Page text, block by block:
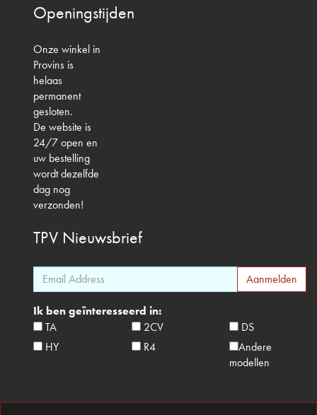
Openingstijden
Onze winkel in
Provins is
helaas
permanent
gesloten.
De website is
24/7 open en
uw bestelling
wordt dezelfde
dag nog
verzonden!
TPV Nieuwsbrief
Ik ben geïnteresseerd in:
TA
2CV
DS
HY
R4
Andere
modellen